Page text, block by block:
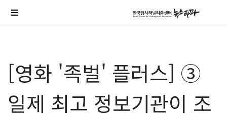
[영화 '족벌' 플러스] ③
일제 최고 정보기관이 조